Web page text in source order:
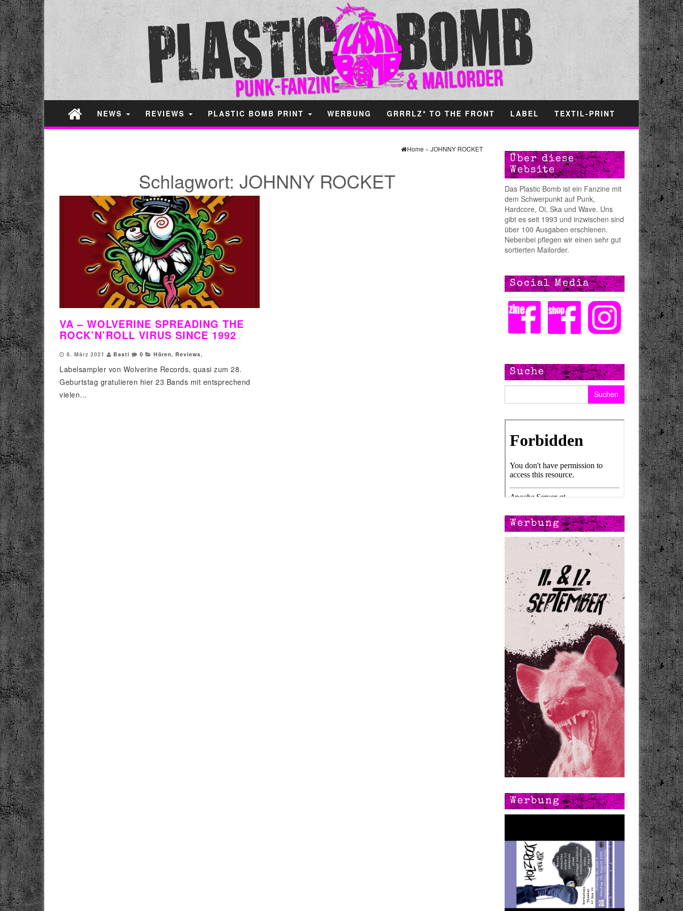
NEWS REVIEWS PLASTIC BOMB PRINT WERBUNG GRRRLZ* TO THE FRONT LABEL TEXTIL-PRINT
Home » JOHNNY ROCKET
Schlagwort:JOHNNY ROCKET
VA – WOLVERINE SPREADING THE
ROCK’N’ROLL VIRUS SINCE 1992
8. März 2021 Basti 0 Hören, Reviews,
Labelsampler von Wolverine Records, quasi zum 28.
Geburtstag gratulieren hier 23 Bands mit entsprechend
vielen...
Über diese
Website
Das Plastic Bomb ist ein Fanzine mit
dem Schwerpunkt auf Punk,
Hardcore, Oi, Ska und Wave. Uns
gibt es seit 1993 und inzwischen sind
über 100 Ausgaben erschienen.
Nebenbei pflegen wir einen sehr gut
sortierten Mailorder.
Social Media
Suche
Werbung
Werbung